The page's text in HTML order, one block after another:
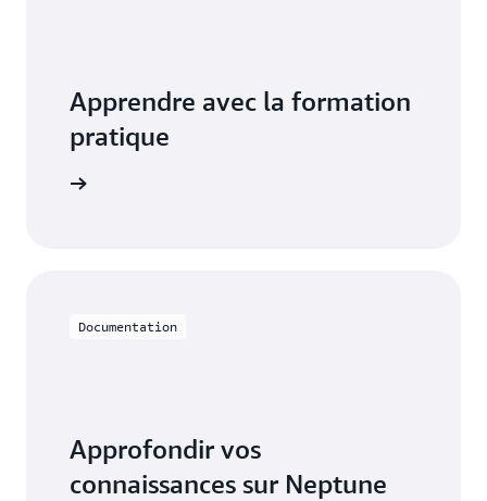
Apprendre avec la formation
pratique
Documentation
Approfondir vos
connaissances sur Neptune